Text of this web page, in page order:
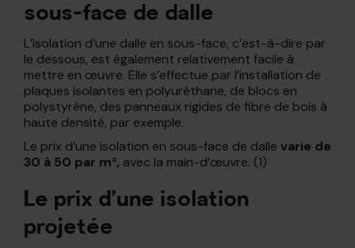
sous-face de dalle
L’isolation d’une dalle en sous-face, c’est-à-dire par
le dessous, est également relativement facile à
mettre en œuvre. Elle s’effectue par l’installation de
plaques isolantes en polyuréthane, de blocs en
polystyrène, des panneaux rigides de fibre de bois à
haute densité, par exemple.
Le prix d’une isolation en sous-face de dalle varie de
30 à 50 par m², avec la main-d’œuvre. (1)
Le prix d’une isolation
projetée